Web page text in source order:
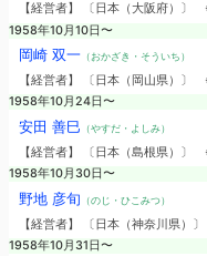
【経営者】 〔日本（大阪府）〕
1958年10月10日〜
岡崎 双一（おかざき・そういち）
【経営者】 〔日本（岡山県）〕
1958年10月24日〜
安田 善巳 （やすだ・よしみ）
【経営者】 〔日本（島根県）〕
1958年10月30日〜
野地 彦旬 （のじ・ひこみつ）
【経営者】 〔日本（神奈川県）
1958年10月31日〜